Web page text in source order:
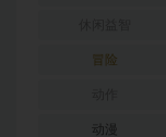
冒险
动漫